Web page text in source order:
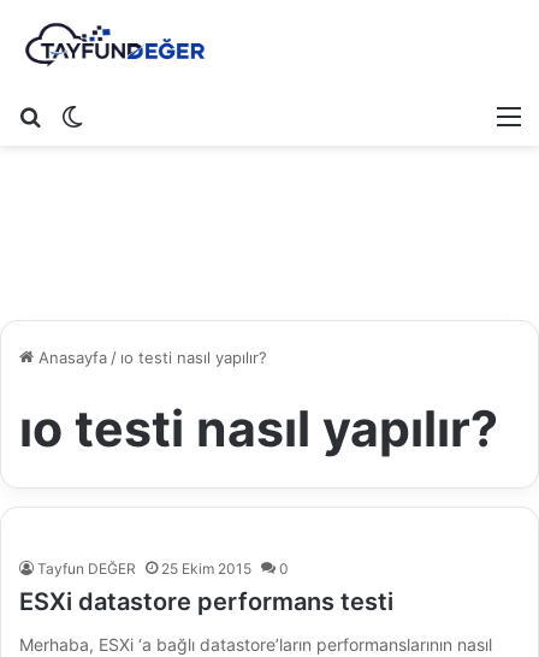
Arama yap ...
Anasayfa/ ıo testi nasıl yapılır?
ıo testi nasıl yapılır?
Tayfun DEĞER 25 Ekim 2015 0
ESXi datastore performans testi
Merhaba, ESXi ‘a bağlı datastore’ların performanslarının nasıl